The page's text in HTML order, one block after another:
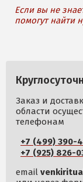
Заказ и
области
телефонам
+7 (499) 390-
+7 (925) 826-
email
Если вы не
помогут найти